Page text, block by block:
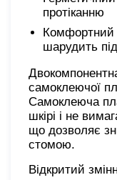
протіканню
Комфортний
шарудить
самоклеючої
Самоклеюча
шкірі і не
що дозволяє
стомою.
Відкритий